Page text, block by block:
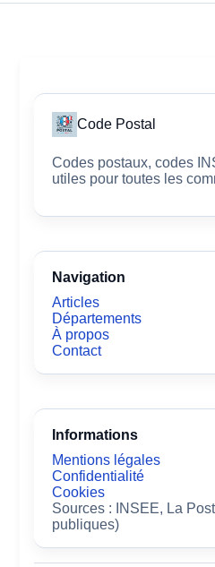
Code Postal
Codes postaux, codes
utiles pour toutes les
Navigation
Articles
Départements
À propos
Contact
Informations
Mentions légales
Confidentialité
Cookies
Sources : INSEE, La
publiques)